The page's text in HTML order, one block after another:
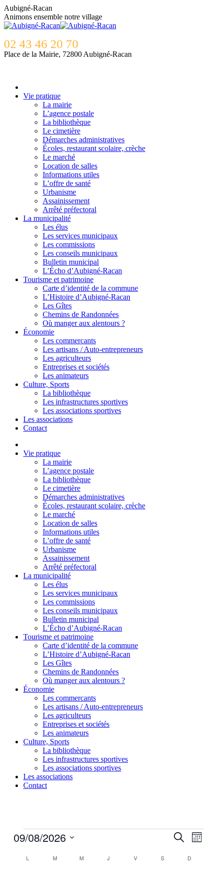
Contenu
en
pleine
Aubigné-Racan
Animons ensemble notre village
02 43 46 20 70
Place de la Mairie, 72800 Aubigné-Racan
Vie pratique
La mairie
L’agence postale
La bibliothèque
Le cimetière
Démarches administratives
Écoles, restaurant scolaire, crèche
Le marché
Location de salles
Informations utiles
L’offre de santé
Urbanisme
Assainissement
Arrêté préfectoral
La municipalité
Les élus
Les services municipaux
Les commissions
Les conseils municipaux
Bulletin municipal
L’Écho d’Aubigné-Racan
Tourisme et patrimoine
Carte d’identité de la commune
L’Histoire d’Aubigné-Racan
Les Gîtes
Chemins de Randonnées
Où manger aux alentours ?
Économie
Les commercants
Les artisans / Auto-entrepreneurs
Les agriculteurs
Entreprises et sociétés
Les animateurs
Culture, Sports
La bibliothèque
Les infrastructures sportives
Les associations sportives
Les associations
Contact
Vie pratique
La mairie
L’agence postale
La bibliothèque
Le cimetière
Démarches administratives
Écoles, restaurant scolaire, crèche
Le marché
Location de salles
Informations utiles
L’offre de santé
Urbanisme
Assainissement
Arrêté préfectoral
La municipalité
Les élus
Les services municipaux
Les commissions
Les conseils municipaux
Bulletin municipal
L’Écho d’Aubigné-Racan
Tourisme et patrimoine
Carte d’identité de la commune
L’Histoire d’Aubigné-Racan
Les Gîtes
Chemins de Randonnées
Où manger aux alentours ?
Économie
Les commercants
Les artisans / Auto-entrepreneurs
Les agriculteurs
Entreprises et sociétés
Les animateurs
Culture, Sports
La bibliothèque
Les infrastructures sportives
Les associations sportives
Les associations
Contact
Évènements Recherche
de
Mois
09/08/2026
Calendrier
L MMARDI M MERCREDI
J V VENDREDI
SSAMEDI D